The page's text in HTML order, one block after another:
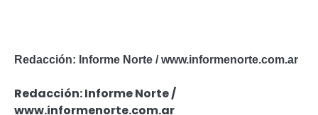
Redacción: Informe Norte / www.informenorte.com.ar
Redacción: Informe Norte /
www.informenorte.com.ar